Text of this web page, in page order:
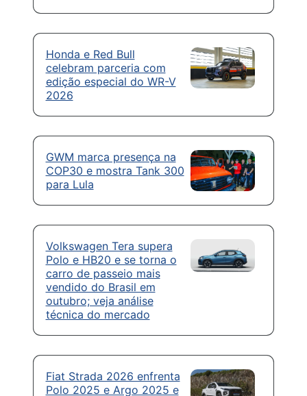
Honda e Red Bull
celebram parceria com
edição especial do WR-V
2026
GWM marca presença na
COP30 e mostra Tank 300
para Lula
Volkswagen Tera supera
Polo e HB20 e se torna o
carro de passeio mais
vendido do Brasil em
outubro; veja análise
técnica do mercado
Fiat Strada 2026 enfrenta
Polo 2025 e Argo 2025 e